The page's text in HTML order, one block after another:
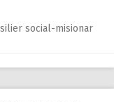
social-misionar